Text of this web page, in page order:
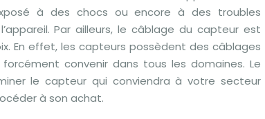
à des chocs ou encore à des troubles
Par ailleurs, le câblage du capteur est
En effet, les capteurs possèdent des câblages
convenir dans tous les domaines. Le
le capteur qui conviendra à votre secteur
à son achat.